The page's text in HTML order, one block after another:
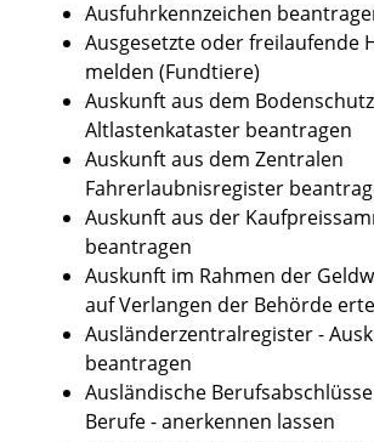
Ausfuhrkennzeichen
Ausgesetzte oder freilaufende
melden (Fundtiere)
Auskunft aus dem
Altlastenkataster beantragen
Auskunft aus dem Zentralen
Fahrerlaubnisregister
Auskunft aus der
beantragen
Auskunft im Rahmen der
auf Verlangen der Behörde
Ausländerzentralregister -
beantragen
Ausländische
Berufe - anerkennen lassen